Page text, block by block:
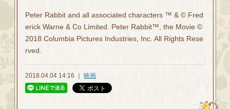
Peter Rabbit and all associated characters ™ & © Fred
erick Warne & Co Limited. Peter Rabbit™, the Movie ©
2018 Columbia Pictures Industries, Inc. All Rights Rese
rved.
2018.04.04 14:16 ｜映画